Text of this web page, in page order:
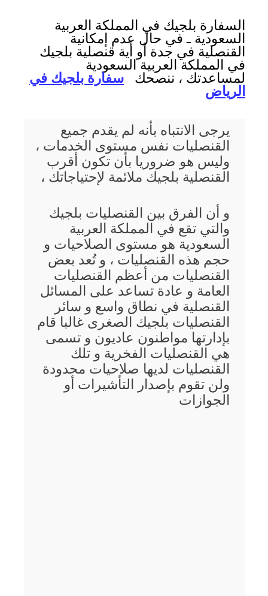
السفارة بلجيك في المملكة العربية
السعودية ـ في حال عدم إمكانية
القنصلية في جدة أو أية قنصلية بلجيك
في المملكة العربية السعودية
لمساعدتك ، ننصحكسفارة بلجيك في
الرياض
يرجى الانتباه بأنه لم يقدم جميع
القنصليات نفس مستوى الخدمات ،
وليس هو ضروريا بأن تكون أقرب
القنصلية بلجيك ملائمة لإحتياجاتك ،
و أن الفرق بين القنصليات بلجيك
والتي تقع في المملكة العربية
السعودية هو مستوى الصلاحيات و
حجم هذه القنصليات ، و تُعد بعض
القنصليات من أعظم القنصليات
العامة و عادة تساعد على المسائل
القنصلية في نطاق واسع و سائر
القنصليات بلجيك الصغرى غالبا قام
بإدارتها مواطنون عاديون و تسمى
هي القنصليات الفخرية و تلك
القنصليات لديها صلاحيات محدودة
ولن تقوم بإصدار التأشيرات أو
الجوازات